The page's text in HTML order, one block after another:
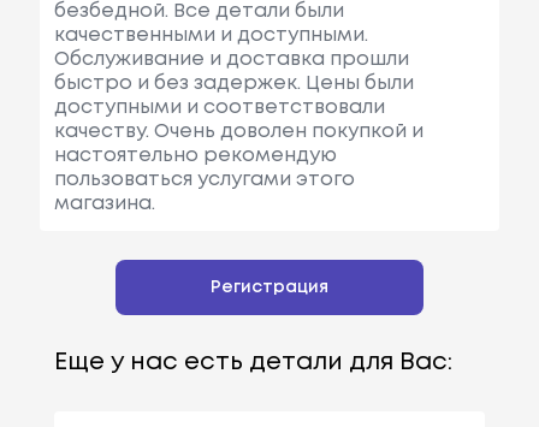
безбедной. Все детали были
качественными и доступными.
Обслуживание и доставка прошли
быстро и без задержек. Цены были
доступными и соответствовали
качеству. Очень доволен покупкой и
настоятельно рекомендую
пользоваться услугами этого
магазина.
Регистрация
Еще у нас есть детали для Вас: